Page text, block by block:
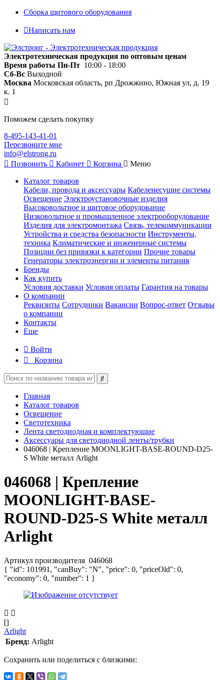
Сборка щитового оборудования
Написать нам
Электротехническая продукция по оптовым ценам
Время работы Пн-Пт 10:00 - 18:00
Сб-Вс Выходной
Москва Московская область, рп Дрожжино, Южная ул, д. 19
к. 1
Поможем сделать покупку
8-495-143-41-01
Перезвоните мне
info@elstrong.ru
Позвонить
Кабинет Корзина Меню
Каталог товаров
Кабели, провода и аксессуары Кабеленесущие системы
Освещение Электроустановочные изделия
Высоковольтное и щитовое оборудование
Низковольтное и промышленное электрооборудование
Изделия для электромонтажа Связь, телекоммуникации
Устройства и средства безопасности Инструменты,
техника Климатические и инженерные системы
Позиции без привязки к категории Прочие товары
Генераторы электроэнергии и элементы питания
Бренды
Как купить
Условия доставки Условия оплаты Гарантия на товары
О компании
Реквизиты Сотрудники Вакансии Вопрос-ответ Отзывы
о компании
Контакты
Еще
Войти
Корзина
Главная
Каталог товаров
Освещение
Светотехника
Лента светодиодная и комплектующие
Аксессуары для светодиодной ленты/трубки
046068 | Крепление MOONLIGHT-BASE-ROUND-D25-
S White металл Arlight
046068 | Крепление
MOONLIGHT-BASE-
ROUND-D25-S White металл
Arlight
Артикул производителя 046068
{ "id": 101991, "canBuy": "N", "price": 0, "priceOld": 0,
"economy": 0, "number": 1 }
[]
Arlight
Бренд: Arlight
Сохранить или поделиться с близкими: